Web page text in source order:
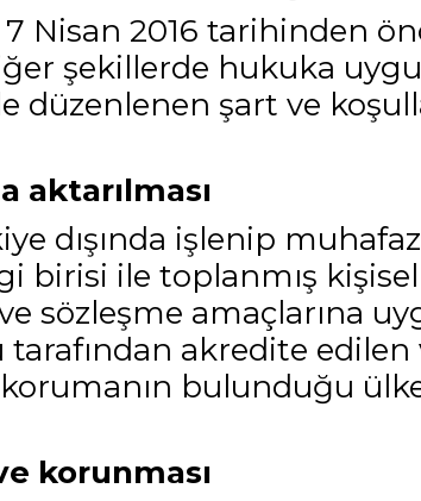
Nisan 2016 tarihinden
şekillerde hukuka
düzenlenen şart ve
aktarılması
dışında işlenip
birisi ile toplanmış
sözleşme amaçlarına
akredite edilen
bulunduğu
korunması